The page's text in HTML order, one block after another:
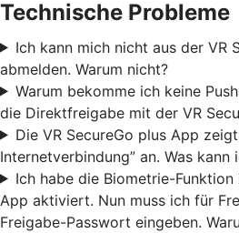
Technische Probleme
Ich kann mich nicht aus der VR
abmelden. Warum nicht?
Warum bekomme ich keine
die Direktfreigabe mit der VR
Die VR SecureGo plus App
Internetverbindung” an. Was kann
Ich habe die Biometrie-
App aktiviert. Nun muss ich für
Freigabe-Passwort eingeben.